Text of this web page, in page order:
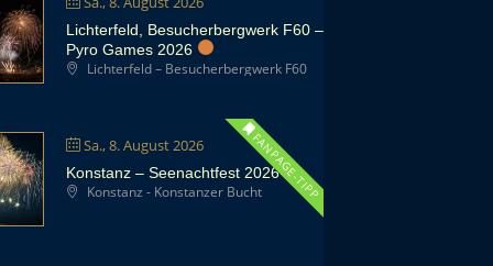
Lichterfeld, Besucherbergwerk F60 –
Pyro Games 2026
Lichterfeld – Besucherbergwerk F60
Sa., 8. August 2026 FANPAGE-TIPP
Konstanz – Seenachtfest 2026
Konstanz - Konstanzer Bucht